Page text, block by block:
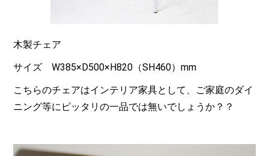
木製チェア
サイズ W385×D500×H820（SH460）mm
こちらのチェアはインテリア家具として、ご家庭のダイ
ニング等にピッタリの一品では無いでしょうか？？